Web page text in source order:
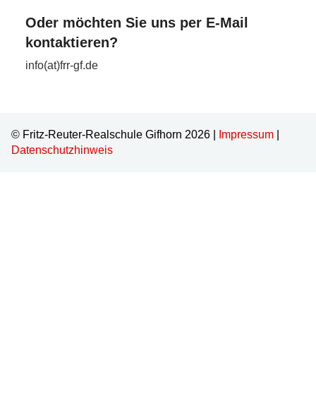
Oder möchten Sie uns per E-Mail
kontaktieren?
info(at)frr-gf.de
© Fritz-Reuter-Realschule Gifhorn 2026 | Impressum
Datenschutzhinweis